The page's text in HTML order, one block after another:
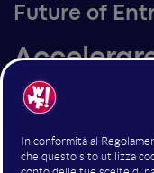
Future of
come la
Nell'era dell'AI, la